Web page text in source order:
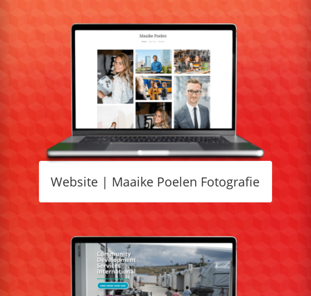
Website | Maaike Poelen Fotografie